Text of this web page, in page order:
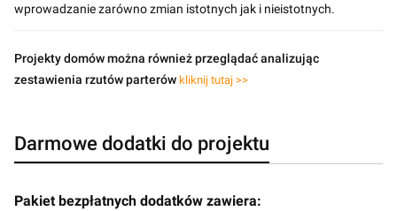
wprowadzanie zarówno zmian istotnych jak i nieistotnych.
Projekty domów można również przeglądać analizując
zestawienia rzutów parterów kliknij tutaj >>
Darmowe dodatki do projektu
Pakiet bezpłatnych dodatków zawiera: